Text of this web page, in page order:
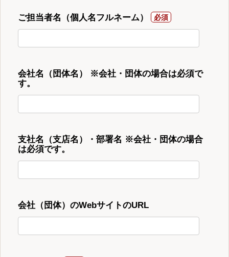
ご担当者名（個人名フルネーム）
会社名（団体名） ※会社・団体の場合は必須で
す。
支社名（支店名）・部署名 ※会社・団体の場合
は必須です。
会社（団体）のWebサイトのURL